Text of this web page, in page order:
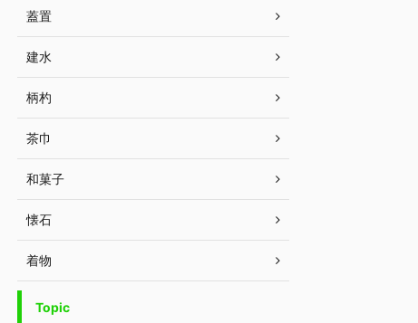
蓋置
建水
柄杓
茶巾
和菓子
懐石
着物
Topic